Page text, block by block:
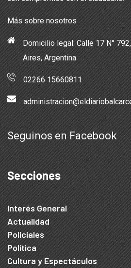
Más sobre nosotros
Domicilio legal: Calle 17 N°
Aires, Argentina
02266 15660811
Seguinos en Facebook
Secciones
Interés General
Actualidad
Policiales
Política
Cultura y Espectáculos